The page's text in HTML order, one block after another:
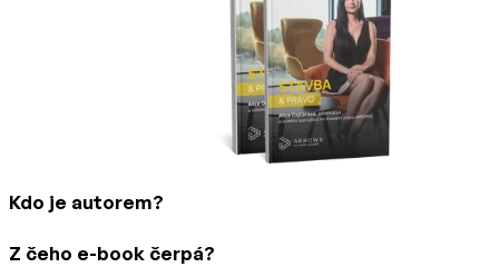
Kdo je autorem?
Z čeho e-book čerpá?